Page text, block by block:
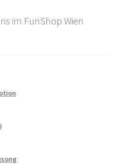
im FunShop Wien